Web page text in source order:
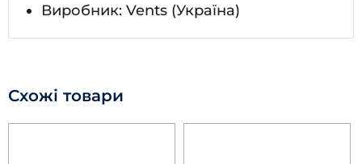
Виробник: Vents (Україна)
Схожі товари